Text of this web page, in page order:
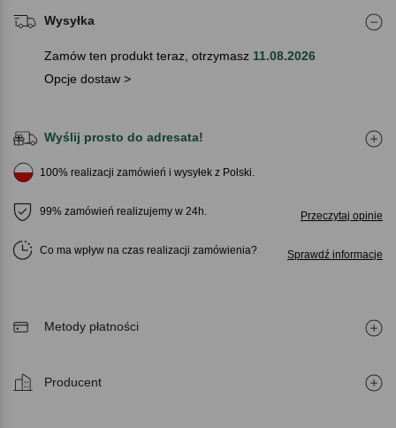
Wysyłka
Zamów ten produkt teraz, otrzymasz 11.08.2026
Opcje dostaw >
Wyślij prosto do adresata!
100% realizacji zamówień i wysyłek z Polski.
99% zamówień realizujemy w 24h. Przeczytaj opinie
Co ma wpływ na czas realizacji zamówienia Sprawdź informacje
Metody płatności
Producent